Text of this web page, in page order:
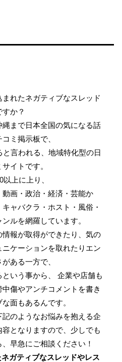
れたネガティブなスレッド
か？
まで日本全国の気になる話
ミ掲示板で、
言われる、地域特化型の日
イトです。
上に上り、
画・政治・経済・芸能か
ャバクラ・ホスト・風俗・
ルを網羅しています。
報が取得ができたり、気の
ケーションを取れたりエン
ある一方で、
いう事から、 企業や店舗も
傷やアンチコメントを書き
面もあるんです。
のようなお悩みを抱える企
となりますので、少しでも
早急にご相談ください！
ガティブなスレッドやレス